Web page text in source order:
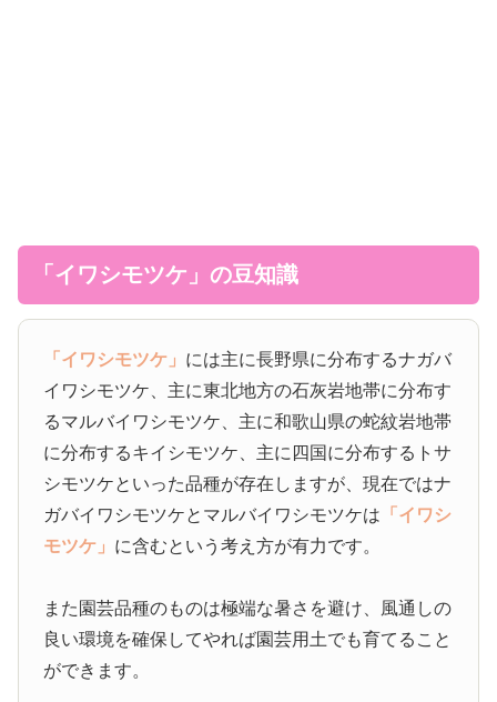
「イワシモツケ」の豆知識
「イワシモツケ」 には主に長野県に分布するナガバ
イワシモツケ、主に東北地方の石灰岩地帯に分布す
るマルバイワシモツケ、主に和歌山県の蛇紋岩地帯
に分布するキイシモツケ、主に四国に分布するトサ
シモツケといった品種が存在しますが、現在ではナ
ガバイワシモツケとマルバイワシモツケは 「イワシ
モツケ」 に含むという考え方が有力です。
また園芸品種のものは極端な暑さを避け、風通しの
良い環境を確保してやれば園芸用土でも育てること
ができます。